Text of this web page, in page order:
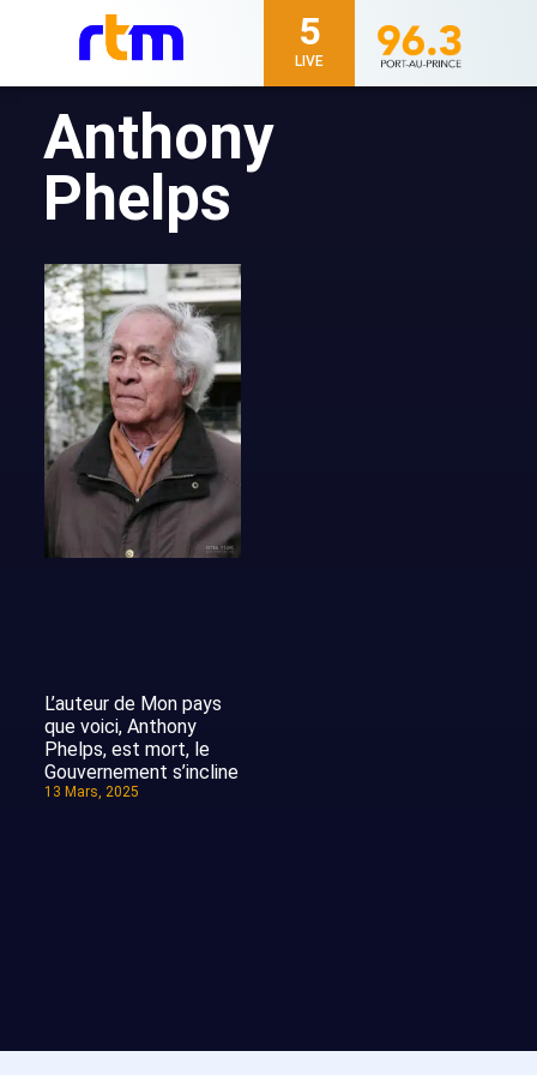
5
LIVE
Anthony
Phelps
L’auteur de Mon pays
que voici, Anthony
Phelps, est mort, le
Gouvernement s’incline
13 Mars, 2025